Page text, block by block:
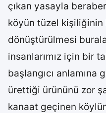
çıkan yasayla
köyün tüzel kişiliğinin
dönüştürülmesi
insanlarımız için bir
başlangıcı anlamına
ürettiği ürününü zor
kanaat geçinen